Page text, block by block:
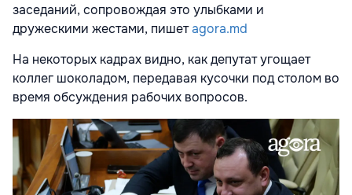
заседаний, сопровождая это улыбками и
дружескими жестами, пишетagora.md
На некоторых кадрах видно, как депутат угощает
коллег шоколадом, передавая кусочки под столом во
время обсуждения рабочих вопросов.